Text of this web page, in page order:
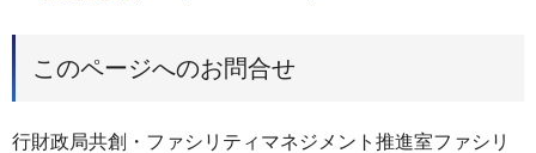
このページへのお問合せ
行財政局共創・ファシリティマネジメント推進室ファシリ